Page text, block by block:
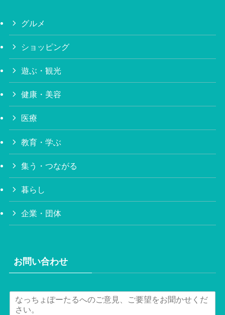
グルメ
ショッピング
遊ぶ・観光
健康・美容
医療
教育・学ぶ
集う・つながる
暮らし
企業・団体
お問い合わせ